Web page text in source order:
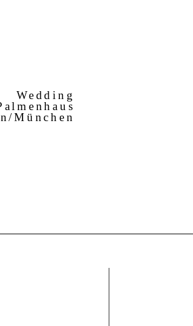
Wedding
München